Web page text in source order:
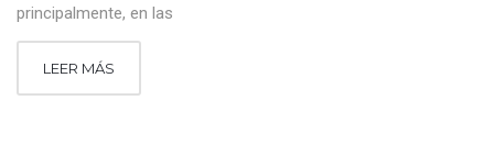
principalmente, en las
LEER MÁS